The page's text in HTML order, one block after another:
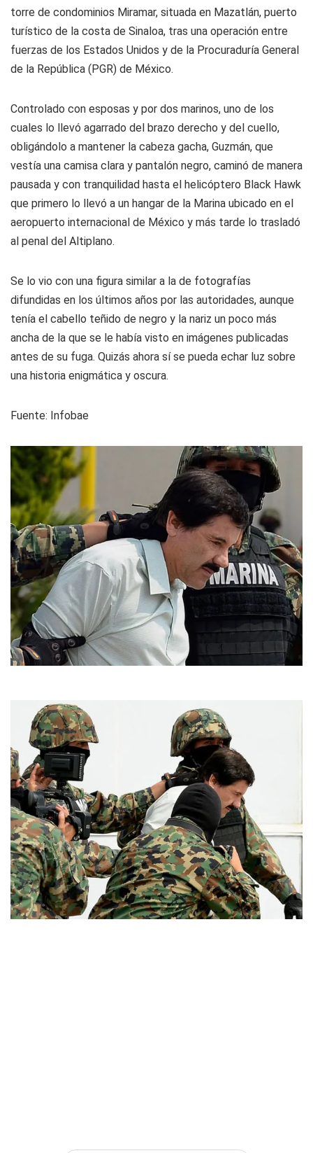
torre de condominios Miramar, situada en Mazatlán, puerto
turístico de la costa de Sinaloa, tras una operación entre
fuerzas de los Estados Unidos y de la Procuraduría General
de la República (PGR) de México.
Controlado con esposas y por dos marinos, uno de los
cuales lo llevó agarrado del brazo derecho y del cuello,
obligándolo a mantener la cabeza gacha, Guzmán, que
vestía una camisa clara y pantalón negro, caminó de manera
pausada y con tranquilidad hasta el helicóptero Black Hawk
que primero lo llevó a un hangar de la Marina ubicado en el
aeropuerto internacional de México y más tarde lo trasladó
al penal del Altiplano.
Se lo vio con una figura similar a la de fotografías
difundidas en los últimos años por las autoridades, aunque
tenía el cabello teñido de negro y la nariz un poco más
ancha de la que se le había visto en imágenes publicadas
antes de su fuga. Quizás ahora sí se pueda echar luz sobre
una historia enigmática y oscura.
Fuente: Infobae